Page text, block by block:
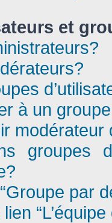
et
à un
modérateur
groupes
par